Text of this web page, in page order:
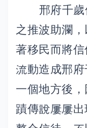
邢府千歲
之推波助瀾
著移民而將
流動造成邢
一個地方後
蹟傳說屢屢